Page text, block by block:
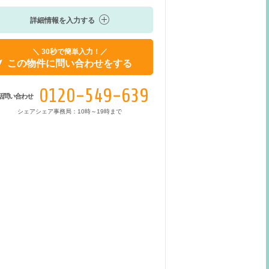
詳細情報を入力する
＼ 30秒で簡単入力！／
この物件に問い合わせをする
問い合わせ 0120-549-639
シェアシェア事務局：10時～19時まで